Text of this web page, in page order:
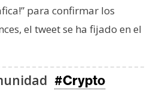
para confirmar los
el tweet se ha fijado en el
#Crypto